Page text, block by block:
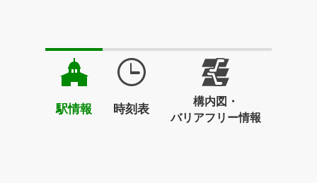
駅情報 時刻表
構内図・
バリアフリー情報